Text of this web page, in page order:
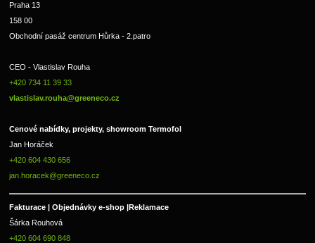
Praha 13
158 00
Obchodní pasáž centrum Hůrka - 2.patro
CEO - Vlastislav Rouha
+420 734 11 39 33
vlastislav.rouha@greeneco.cz
Cenové nabídky, projekty, showroom Termofol
Jan Horáček
+420 604 430 656
jan.horacek@greeneco.cz
Fakturace | Objednávky e-shop |Reklamace
Šárka Rouhová
+420 604 690 848